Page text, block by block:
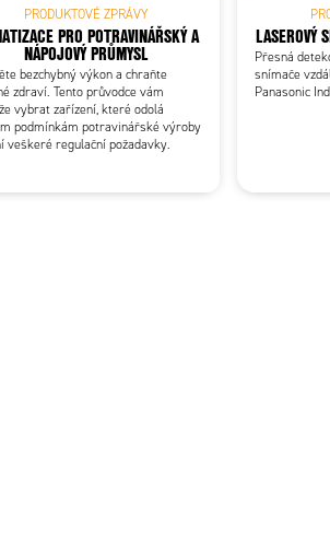
4-30 V
ss
48–480
4-30 V
ss
48–480
90-240 V
48–480
PRODUKTOVÉ ZPRÁVY
PRO POTRAVINÁŘSKÝ A
NÁPOJOVÝ PRŮMYSL
bezchybný výkon a chraňte
zdraví. Tento průvodce vám
vybrat zařízení, které odolá
podmínkám potravinářské výroby
veškeré regulační požadavky.
LASEROVÝ
Přesná
snímače
Panasonic